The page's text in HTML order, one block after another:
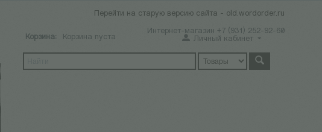
Перейти на старую версию сайта - old.wordorder.ru
Интернет-магазин +7 (931) 252-92-60
Корзина: Корзина пуста Личный кабинет